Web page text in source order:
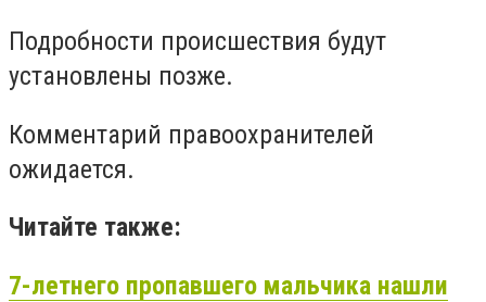
Подробности происшествия будут
установлены позже.
Комментарий правоохранителей
ожидается.
Читайте также:
7-летнего пропавшего мальчика нашли